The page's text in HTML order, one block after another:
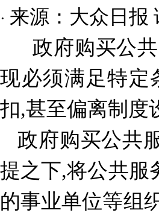
· 来源：大众日
政府购买公
现必须满足特定
扣,甚至偏离制度
政府购买公共
提之下,将公共服
的事业单位等组